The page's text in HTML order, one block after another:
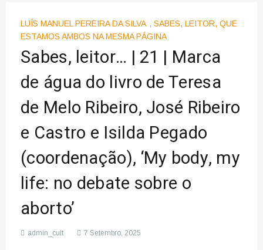
LUÍS MANUEL PEREIRA DA SILVA , SABES, LEITOR, QUE
ESTAMOS AMBOS NA MESMA PÁGINA
Sabes, leitor… | 21 | Marca
de água do livro de Teresa
de Melo Ribeiro, José Ribeiro
e Castro e Isilda Pegado
(coordenação), ‘My body, my
life: no debate sobre o
aborto’
admin_cult 7 Setembro, 2025